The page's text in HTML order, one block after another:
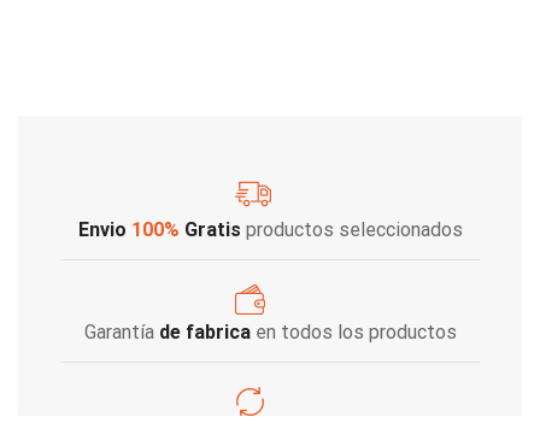
Envio 100% Gratis productos seleccionados
Garantía de fabricaen todos los productos